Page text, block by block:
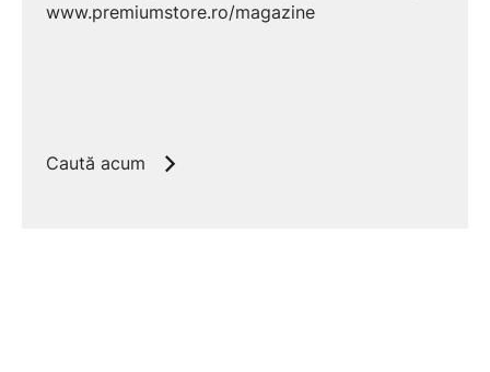
www.premiumstore.ro/magazine
Caută acum